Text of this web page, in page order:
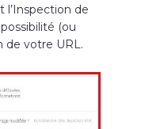
l’Inspection de
(ou
de votre URL.